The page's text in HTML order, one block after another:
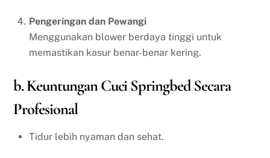
Pengeringan dan Pewangi
Menggunakan blower berdaya tinggi untuk
memastikan kasur benar-benar kering.
b. Keuntungan Cuci Springbed Secara
Profesional
Tidur lebih nyaman dan sehat.